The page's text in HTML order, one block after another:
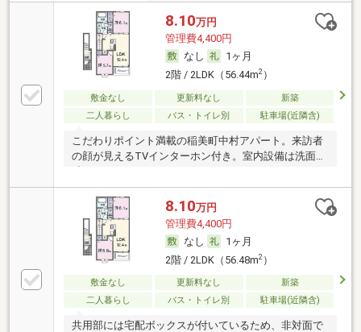
8.10万円
管理費4,400円
なし
1ヶ月
2階 / 2LDK（56.44m2）
敷金なし 更新料なし
新築
二人暮らし
バス・トイレ別 駐車場(近隣含)
こだわりポイント満載の稲美町中村アパート。来訪者
の顔が見えるTVインターホン付き。室内設備は洗面所
独
8.10万円
管理費4,400円
なし
1ヶ月
2階 / 2LDK（56.48m2）
敷金なし 更新料なし
新築
二人暮らし
バス・トイレ別 駐車場(近隣含)
共用部には宅配ボックスが付いているため、非対面で